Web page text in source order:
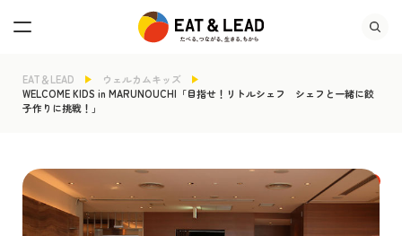
EAT＆LEAD
ウェルカムキッズ
WELCOME KIDS in MARUNOUCHI「目指せ！リトルシェフ シェフと一緒に餃
子作りに挑戦！」